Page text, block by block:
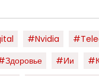
#nvidia
#ии